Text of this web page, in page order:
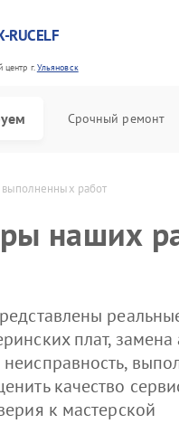
RUCELF
центр г.Ульяновск
Срочный ремонт
работ
наших
плат,
качество
к мастерской